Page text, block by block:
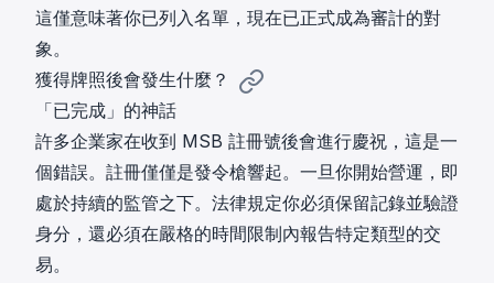
這僅意味著你已列入名單，現在已正式成為審計的對
象。
獲得牌照後會發生什麼？
「已完成」的神話
許多企業家在收到 MSB 註冊號後會進行慶祝，這是一
個錯誤。註冊僅僅是發令槍響起。一旦你開始營運，即
處於持續的監管之下。法律規定你必須保留記錄並驗證
身分，還必須在嚴格的時間限制內報告特定類型的交
易。